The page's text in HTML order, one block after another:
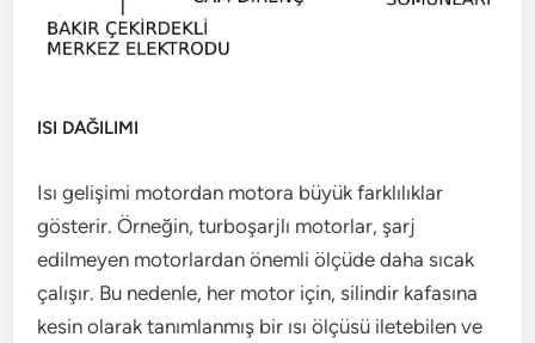
ISI DAĞILIMI
Isı gelişimi motordan motora büyük farklılıklar
gösterir. Örneğin, turboşarjlı motorlar, şarj
edilmeyen motorlardan önemli ölçüde daha sıcak
çalışır. Bu nedenle, her motor için, silindir kafasına
kesin olarak tanımlanmış bir ısı ölçüsü iletebilen ve